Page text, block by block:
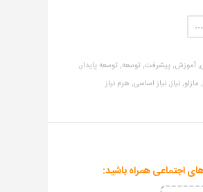
…
آموزش,پیشرفت,توسعه,توسعه پایدار,
مازلو,نیاز,نیاز اساسی, هرم نیاز
اجتماعی همراه باشید: